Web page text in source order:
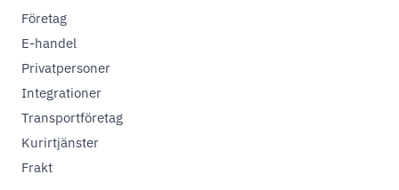
Företag
E-handel
Privatpersoner
Integrationer
Transportföretag
Kurirtjänster
Frakt